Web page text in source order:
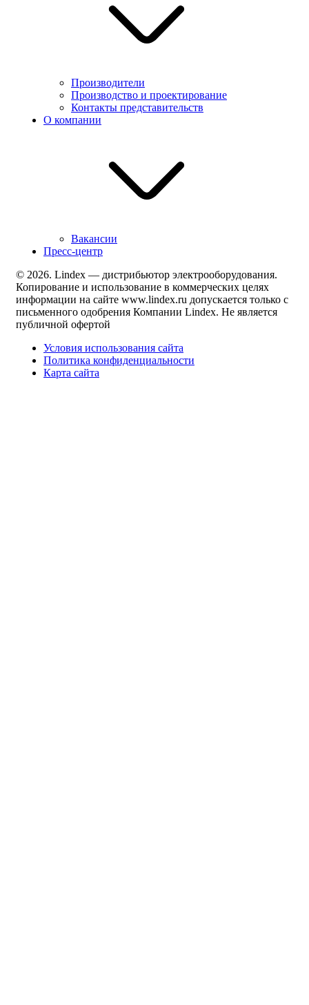
Производители
Производство и проектирование
Контакты представительств
О компании
Вакансии
Пресс-центр
© 2026. Lindex — дистрибьютор электрооборудования.
Копирование и использование в коммерческих целях
информации на сайте www.lindex.ru допускается только с
письменного одобрения Компании Lindex. Не является
публичной офертой
Условия использования сайта
Политика конфиденциальности
Карта сайта